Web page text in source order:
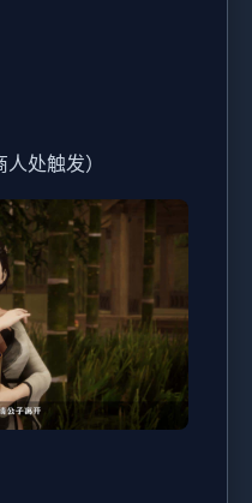
处触发）